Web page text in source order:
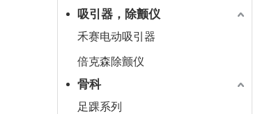
吸引器，除颤仪
禾赛电动吸引器
倍克森除颤仪
骨科
足踝系列